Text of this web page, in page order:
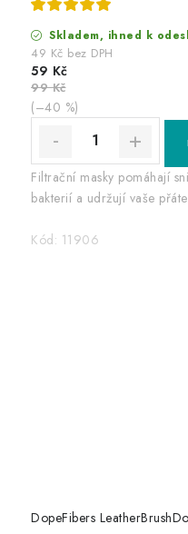
Skladem, ihned k
49 Kč bez DPH
59 Kč
99 Kč
(–40 %)
Filtrační masky pomáhají
bakterií a udržují vaše
Kód: 11906
DopeFibers